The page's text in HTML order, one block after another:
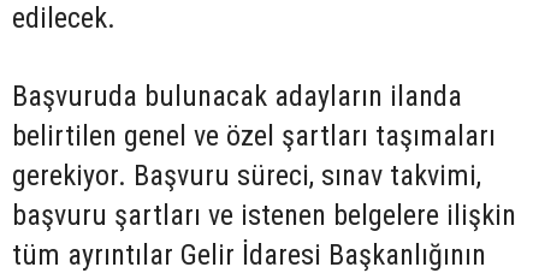
edilecek.
Başvuruda bulunacak adayların ilanda
belirtilen genel ve özel şartları taşımaları
gerekiyor. Başvuru süreci, sınav takvimi,
başvuru şartları ve istenen belgelere ilişkin
tüm ayrıntılar Gelir İdaresi Başkanlığının